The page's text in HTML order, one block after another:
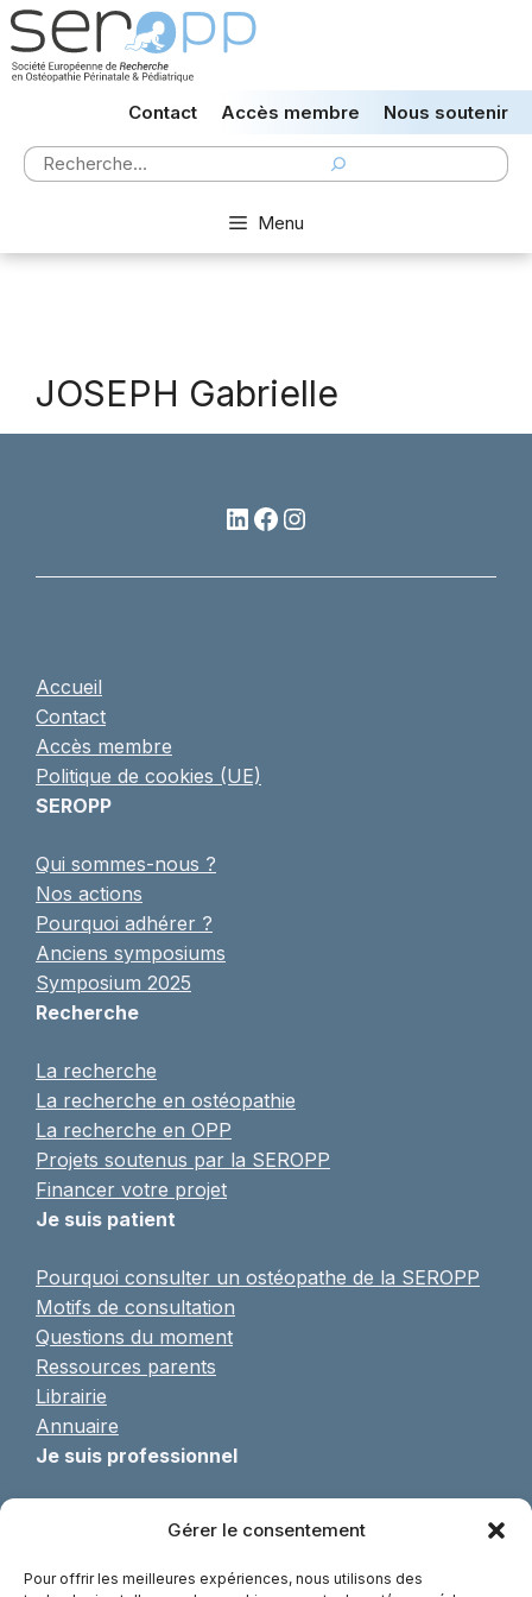
Gérer le consentement
Pour offrir les meilleures expériences, nous utilisons des
Aller
au
contenu
Contact Accès membre Nous soutenir
Rechercher
Menu
JOSEPH Gabrielle
LinkedIn
Facebook
Instagram
Accueil
Contact
Accès membre
Politique de cookies (UE)
SEROPP
Qui sommes-nous ?
Nos actions
Pourquoi adhérer ?
Anciens symposiums
Symposium 2025
Recherche
La recherche
La recherche en ostéopathie
La recherche en OPP
Projets soutenus par la SEROPP
Financer votre projet
Je suis patient
Pourquoi consulter un ostéopathe de la SEROPP
Motifs de consultation
Questions du moment
Ressources parents
Librairie
Annuaire
Je suis professionnel
Formulaire d’adhésion
Formations continues